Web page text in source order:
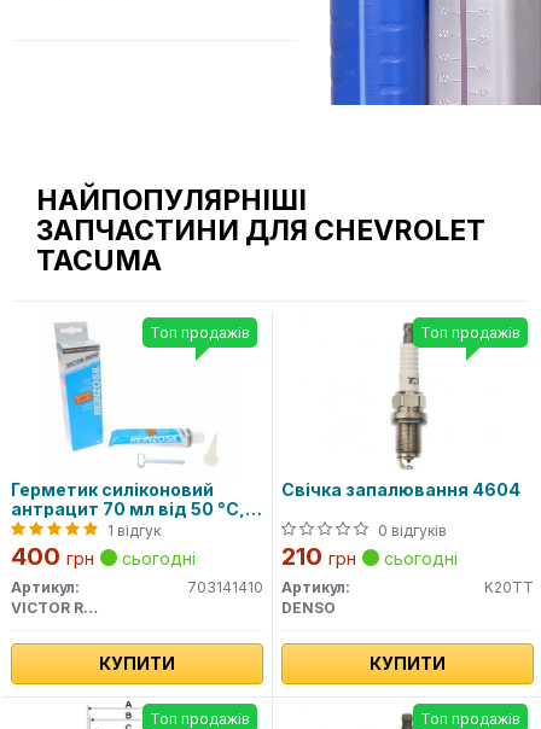
НАЙПОПУЛЯРНІШІ
ЗАПЧАСТИНИ ДЛЯ CHEVROLET
TACUMA
Герметик силіконовий
антрацит 70 мл від 50 °C,
до 320 °C 1 відгук
400 грн сьогодні
Артикул:
703141410
VICTOR REINZ
КУПИТИ
Топ продажів
Свічка запалювання 4604
0 відгуків
210 грн сьогодні
Артикул:
K20TT
DENSO
КУПИТИ
Топ продажів
Топ продажів Топ продажів